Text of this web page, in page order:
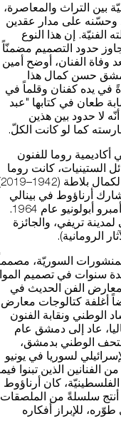
بين التراث والمعاصرة،
وحسّنه على مدار عقدين
إن هذا النوع
حدود التصميم مضمنّاً
وفاة الفنان، أوضح أمين
حسن كمال هذا
في يده كفنان وقلماً في
طعان في كتابها "عبد
لا حدود بين هذين
كما لو كانت الكلّ.
في أكاديمية روما للفنون
فيها عام 1964. في أوائل الستينيات، كانت روما
ملتقىً
أرناؤوط في بينالي
البندقية الثاني والثلاثين، الذي أشرف عليه أمبرو أبولونيو عام 1964.
تريفي، والجائزة
الرومانية).
السوريّة،
سنوات في تصميم
الفن الحديث في
أغلفة كتالوجات معارض
الوطني ونقابة الفنون
عاد إلى دمشق عام
الوطني بدمشق،
لسوريا في يونيو
الفنانين الذين تبنوا
كان أرناؤوط
بينهم. بعد بضع سنوات، في عام 1971، أنتج سلسلةً من
للإبراز أفكاره